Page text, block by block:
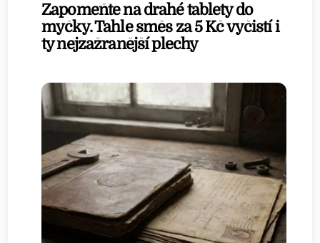
Zapomeňte na drahé tablety do
myčky. Tahle směs za 5 Kč vyčistí i
ty nejzažranější plechy